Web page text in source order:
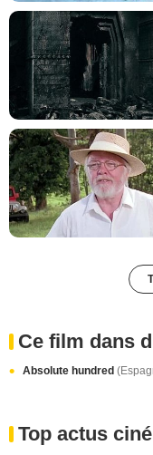
Ce film dans
Absolute hundred
Top actus